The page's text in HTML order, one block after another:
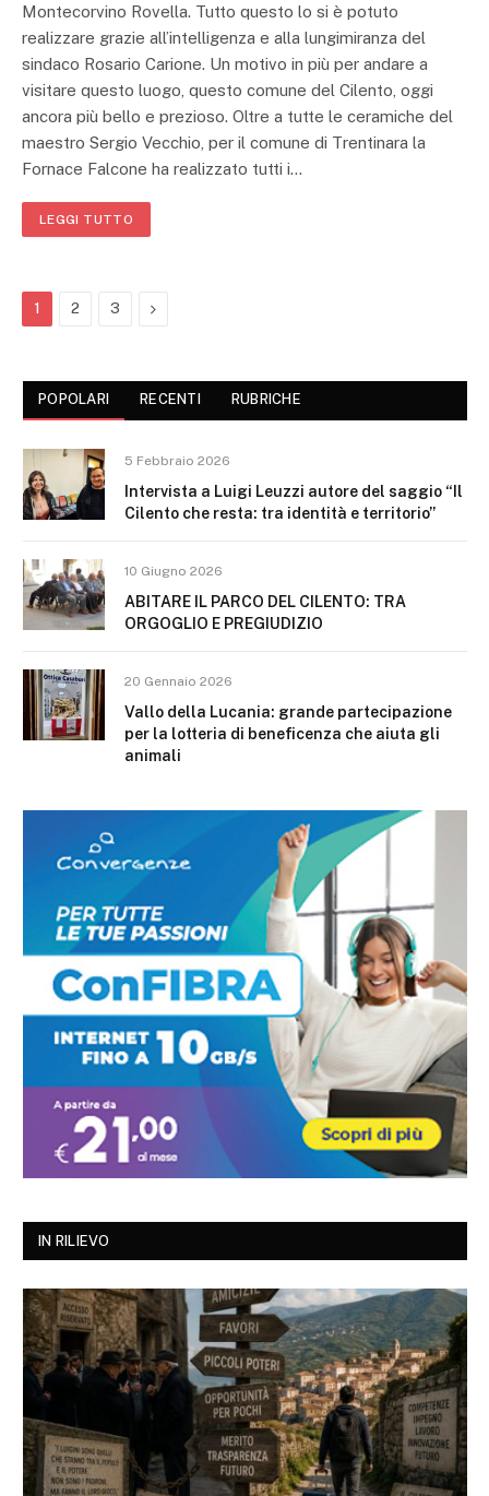
Montecorvino Rovella. Tutto questo lo si è potuto
realizzare grazie all’intelligenza e alla lungimiranza del
sindaco Rosario Carione. Un motivo in più per andare a
visitare questo luogo, questo comune del Cilento, oggi
ancora più bello e prezioso. Oltre a tutte le ceramiche del
maestro Sergio Vecchio, per il comune di Trentinara la
Fornace Falcone ha realizzato tutti i…
LEGGI TUTTO
1 2 3 Next
POPOLARI RECENTI RUBRICHE
5 Febbraio 2026
Intervista a Luigi Leuzzi autore del saggio “Il
Cilento che resta: tra identità e territorio”
10 Giugno 2026
ABITARE IL PARCO DEL CILENTO: TRA
ORGOGLIO E PREGIUDIZIO
20 Gennaio 2026
Vallo della Lucania: grande partecipazione
per la lotteria di beneficenza che aiuta gli
animali
IN RILIEVO